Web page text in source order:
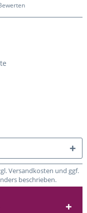
Versandkosten und ggf.
beschrieben.